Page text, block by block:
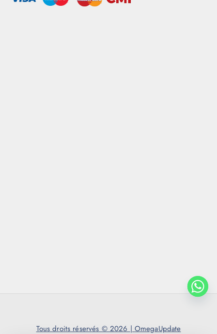
Tous droits réservés © 2026 | OmegaUpdate